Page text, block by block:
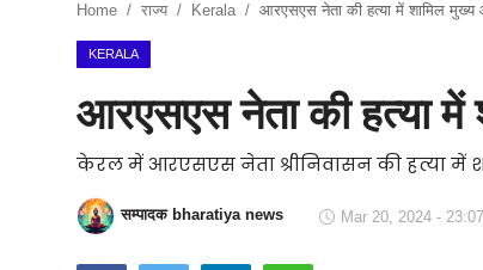
Home राज्य Kerala आरएसएस नेता की हत्या में शामिल मुख्य
KERALA
आरएसएस नेता की हत्या में
केरल में आरएसएस नेता श्रीनिवासन की हत्या में
सम्पादक bharatiya news Mar 20, 2024 - 23:07